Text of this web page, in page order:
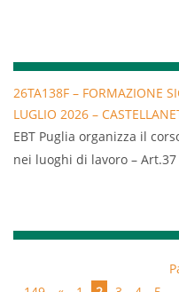
personale alimentarista
Possono partecipare tutti
produzione, preparazione,
trasporto,
alimentari.
26TA138F – FORMAZIONE
LUGLIO 2026 –
EBT Puglia organizza il
nei luoghi di lavoro –
n. 59/CSR – 17 aprile
81/2008 e s.m.i. a carico